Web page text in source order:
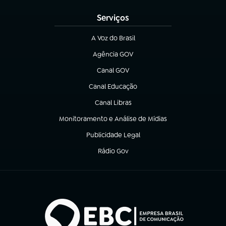
Serviços
A Voz do Brasil
(abre em nova aba)
Agência GOV
(abre em nova aba)
Canal GOV
(abre em nova aba)
Canal Educação
(abre em nova aba)
Canal Libras
(abre em nova aba)
Monitoramento e Análise de Mídias
(abre em nova aba)
Publicidade Legal
(abre em nova aba)
Rádio Gov
(abre em nova aba)